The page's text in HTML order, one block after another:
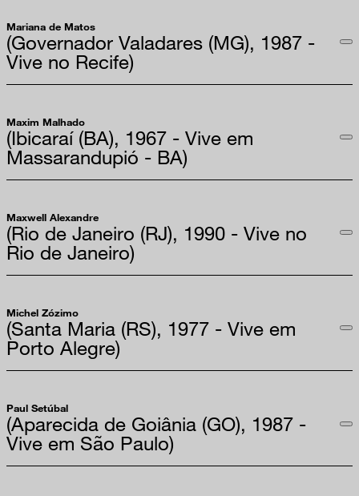
Mariana de Matos
(Governador Valadares (MG), 1987 -
Vive no Recife)
Maxim Malhado
(Ibicaraí (BA), 1967 - Vive em
Massarandupió - BA)
Maxwell Alexandre
(Rio de Janeiro (RJ), 1990 - Vive no
Rio de Janeiro)
Michel Zózimo
(Santa Maria (RS), 1977 - Vive em
Porto Alegre)
Paul Setúbal
(Aparecida de Goiânia (GO), 1987 -
Vive em São Paulo)